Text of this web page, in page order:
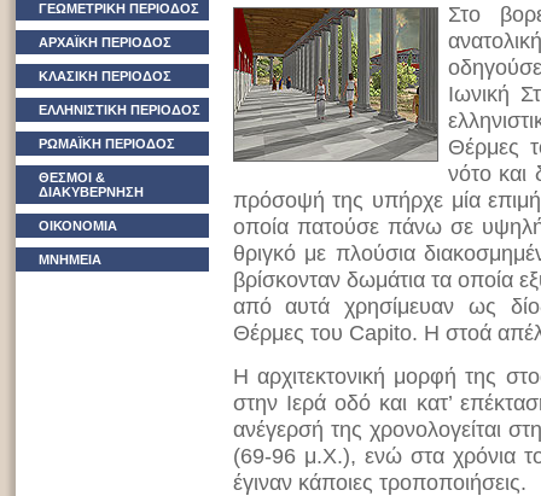
ΓΕΩΜΕΤΡΙΚΗ ΠΕΡΙΟΔΟΣ
ΑΡΧΑΪΚΗ ΠΕΡΙΟΔΟΣ
ΚΛΑΣΙΚΗ ΠΕΡΙΟΔΟΣ
ΕΛΛΗΝΙΣΤΙΚΗ ΠΕΡΙΟΔΟΣ
ΡΩΜΑΪΚΗ ΠΕΡΙΟΔΟΣ
ΘΕΣΜΟΙ &
ΔΙΑΚΥΒΕΡΝΗΣΗ
ΟΙΚΟΝΟΜΙΑ
ΜΝΗΜΕΙΑ
Στο
Ιωνική
Θέρμες
νότο και
πρόσοψή της υπήρχε μία
οποία πατούσε πάνω σε υψηλή
θριγκό με πλούσια
βρίσκονταν δωμάτια τα οποία
από αυτά χρησίμευαν ως
Θέρμες του Capito. H στοά
H αρχιτεκτονική μορφή της
στην Ιερά οδό και κατ’
ανέγερσή της χρονολογείται
(69-96 μ.X.), ενώ στα χρόνια
έγιναν κάποιες τροποποιήσεις.